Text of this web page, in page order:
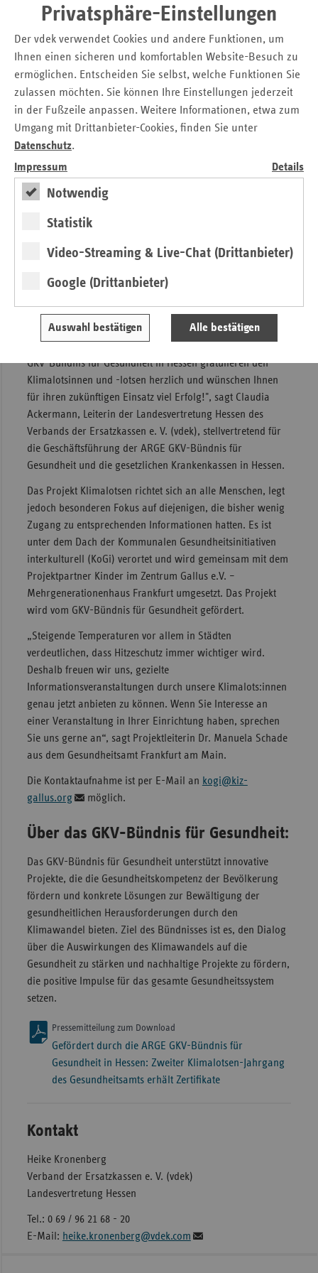
Privatsphäre-Einstellungen
Der vdek verwendet Cookies und andere Funktionen, um
Ihnen einen sicheren und komfortablen Website-Besuch zu
ermöglichen. Entscheiden Sie selbst, welche Funktionen Sie
zulassen möchten. Sie können Ihre Einstellungen jederzeit
in der Fußzeile anpassen. Weitere Informationen, etwa zum
Umgang mit Drittanbieter-Cookies, finden Sie unter
Datenschutz.
Impressum
Details
Notwendig
Statistik
Video-Streaming & Live-Chat (Drittanbieter)
Google (Drittanbieter)
Auswahl bestätigen Alle bestätigen
oder Kirchengemeinden.
auf steigende Temperaturen und andere Folgen des
Klimawandels einstellen können. Unser Ziel ist es, die
Gesundheitskompetenz in allen Bevölkerungsgruppen zu
stärken und insbesondere Menschen zu unterstützen, die
den Auswirkungen von Hitze und anderen Klimarisiken
besonders ausgesetzt sind, beispielsweise Vorerkrankte,
Kinder und Ältere“, sagte der Leiter des Frankfurter
Gesundheitsamts Prof. Dr. Peter Tinnemann.
„Klimaveränderungen belasten zunehmend die Gesundheit
Gesundheitskompetenz in diesem Bereich gezielt zu
stärken. Klimalotsinnen und Klimalotsen leisten hierzu
niedrigschwellig und nachhaltig erreichen und dabei
unterstützen, gut vor allem mit Hitzeperioden umzugehen.
GKV-Bündnis für Gesundheit in Hessen gratulieren den
Klimalotsinnen und -lotsen herzlich und wünschen Ihnen
für ihren zukünftigen Einsatz viel Erfolg!", sagt Claudia
Ackermann, Leiterin der Landesvertretung Hessen des
Verbands der Ersatzkassen e. V. (vdek), stellvertretend für
die Geschäftsführung der ARGE GKV-Bündnis für
Gesundheit und die gesetzlichen Krankenkassen in Hessen.
Das Projekt Klimalotsen richtet sich an alle Menschen, legt
jedoch besonderen Fokus auf diejenigen, die bisher wenig
Zugang zu entsprechenden Informationen hatten. Es ist
unter dem Dach der Kommunalen Gesundheitsinitiativen
interkulturell (KoGi) verortet und wird gemeinsam mit dem
Projektpartner Kinder im Zentrum Gallus e.V. –
Mehrgenerationenhaus Frankfurt umgesetzt. Das Projekt
wird vom GKV-Bündnis für Gesundheit gefördert.
„Steigende Temperaturen vor allem in Städten
verdeutlichen, dass Hitzeschutz immer wichtiger wird.
Deshalb freuen wir uns, gezielte
Informationsveranstaltungen durch unsere Klimalots:innen
genau jetzt anbieten zu können. Wenn Sie Interesse an
einer Veranstaltung in Ihrer Einrichtung haben, sprechen
Sie uns gerne an“, sagt Projektleiterin Dr. Manuela Schade
aus dem Gesundheitsamt Frankfurt am Main.
Die Kontaktaufnahme ist per E-Mail an kogi@kiz-
gallus.org
möglich.
Über das GKV-Bündnis für Gesundheit:
Das GKV-Bündnis für Gesundheit unterstützt innovative
Projekte, die die Gesundheitskompetenz der Bevölkerung
fördern und konkrete Lösungen zur Bewältigung der
gesundheitlichen Herausforderungen durch den
Klimawandel bieten. Ziel des Bündnisses ist es, den Dialog
über die Auswirkungen des Klimawandels auf die
Gesundheit zu stärken und nachhaltige Projekte zu fördern,
die positive Impulse für das gesamte Gesundheitssystem
setzen.
Pressemitteilung zum Download
Gefördert durch die ARGE GKV-Bündnis für
Gesundheit in Hessen: Zweiter Klimalotsen-Jahrgang
des Gesundheitsamts erhält Zertifikate
Kontakt
Heike Kronenberg
Verband der Ersatzkassen e. V. (vdek)
Landesvertretung Hessen
Tel.: 0 69 / 96 21 68 - 20
E-Mail: heike.kronenberg@vdek.com